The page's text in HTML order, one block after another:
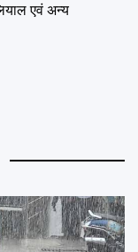
एवं अन्य